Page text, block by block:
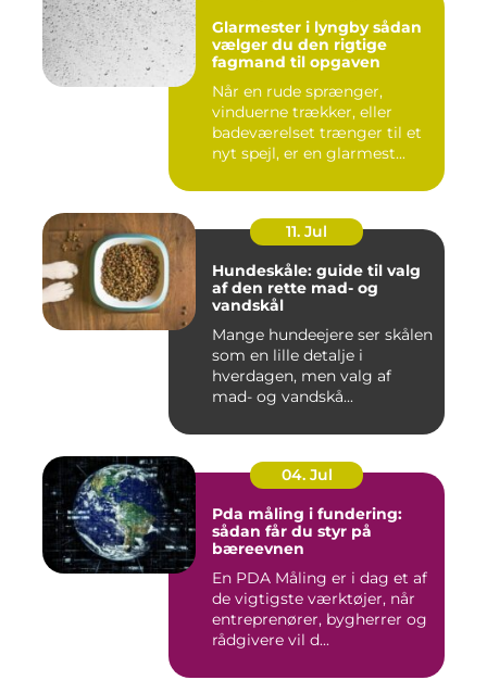
Glarmester i lyngby sådan
vælger du den rigtige
fagmand til opgaven
Når en rude sprænger,
vinduerne trækker, eller
badeværelset trænger til et
nyt spejl, er en glarmest...
11. Jul
Hundeskåle: guide til valg
af den rette mad- og
vandskål
Mange hundeejere ser skålen
som en lille detalje i
hverdagen, men valg af
mad- og vandskå...
04. Jul
Pda måling i fundering:
sådan får du styr på
bæreevnen
En PDA Måling er i dag et af
de vigtigste værktøjer, når
entreprenører, bygherrer og
rådgivere vil d...